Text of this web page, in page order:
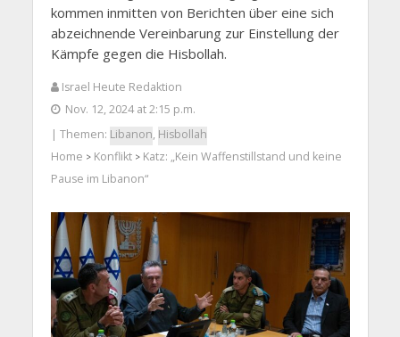
kommen inmitten von Berichten über eine sich
abzeichnende Vereinbarung zur Einstellung der
Kämpfe gegen die Hisbollah.
Israel Heute Redaktion
Nov. 12, 2024 at 2:15 p.m.
| Themen: Libanon, Hisbollah
Home > Konflikt> Katz: „Kein Waffenstillstand und keine
Pause im Libanon“